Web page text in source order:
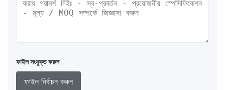
ফাইল সংযুক্ত করুন
ফাইল নির্বাচন করুন